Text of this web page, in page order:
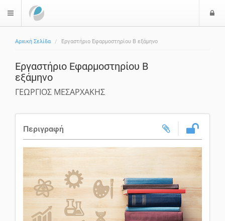
$langMenu
Αρχική Σελίδα Εργαστήριο Εφαρμοστηρίου Β εξάμηνο
Εργαστήριο Εφαρμοστηρίου Β
εξάμηνο
ΓΕΩΡΓΙΟΣ ΜΕΣΑΡΧΑΚΗΣ
Περιγραφή